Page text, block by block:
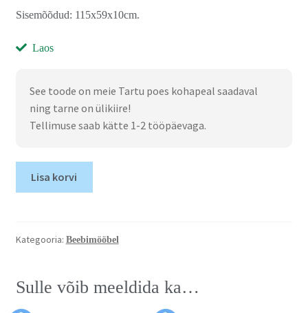
Sisemõõdud: 115x59x10cm.
Laos
See toode on meie Tartu poes kohapeal saadaval
ning tarne on ülikiire!
Tellimuse saab kätte 1-2 tööpäevaga.
Lisa korvi
Kategooria: Beebimööbel
Sulle võib meeldida ka…